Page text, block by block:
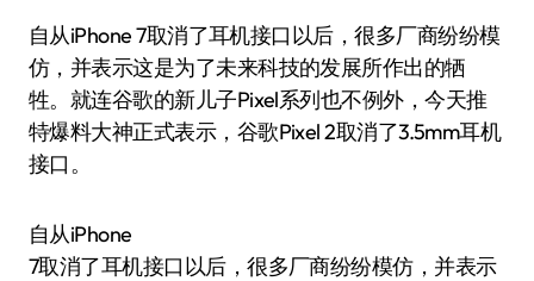
自从iPhone 7取消了耳机接口以后，很多厂商纷纷模
仿，并表示这是为了未来科技的发展所作出的牺
牲。就连谷歌的新儿子Pixel系列也不例外，今天推
特爆料大神正式表示，谷歌Pixel 2取消了3.5mm耳机
接口。
自从iPhone
7取消了耳机接口以后，很多厂商纷纷模仿，并表示